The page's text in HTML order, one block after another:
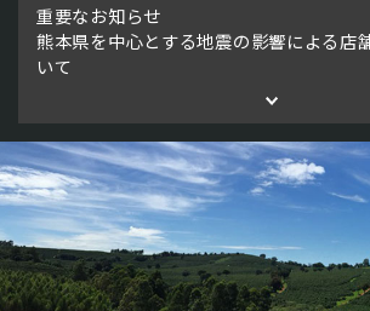
重要なお知らせ
熊本県を中心とする地震の影響による店
いて